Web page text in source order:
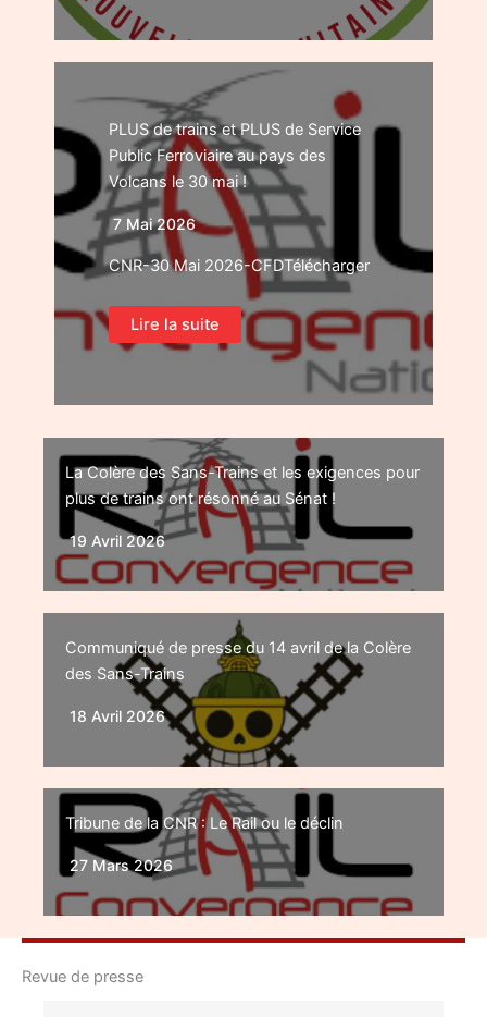
PLUS de trains et PLUS de Service
Public Ferroviaire au pays des
Volcans le 30 mai !
7 Mai 2026
CNR-30 Mai 2026-CFDTélécharger
Lire la suite
La Colère des Sans-Trains et les exigences pour
plus de trains ont résonné au Sénat !
19 Avril 2026
Communiqué de presse du 14 avril de la Colère
des Sans-Trains
18 Avril 2026
Tribune de la CNR : Le Rail ou le déclin
27 Mars 2026
Revue de presse